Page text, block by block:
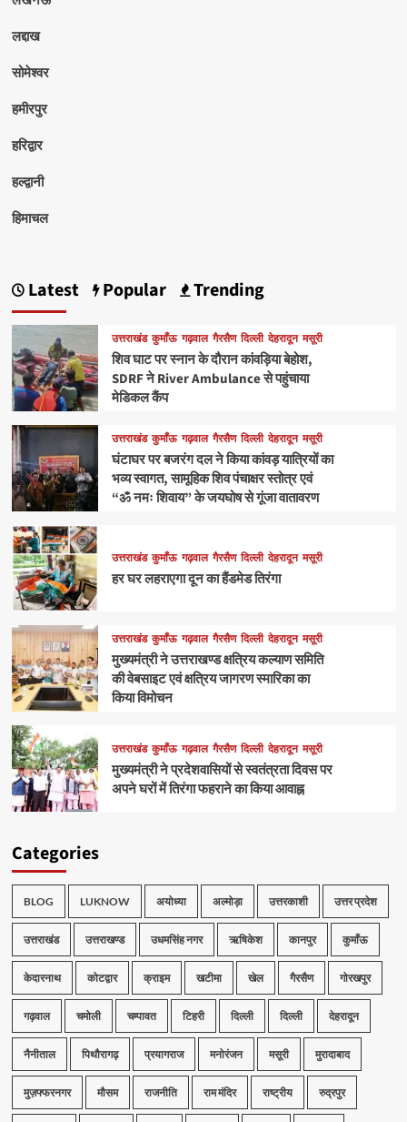
लद्दाख
सोमेश्वर
हमीरपुर
हरिद्वार
हल्द्वानी
हिमाचल
Latest Popular Trending
उत्तराखंड कुमाँऊ गढ़वाल गैरसैण दिल्ली देहरादून मसूरी
शिव घाट पर स्नान के दौरान कांवड़िया बेहोश,
SDRF ने River Ambulance से पहुंचाया
मेडिकल कैंप
उत्तराखंड कुमाँऊ गढ़वाल गैरसैण दिल्ली देहरादून मसूरी
घंटाघर पर बजरंग दल ने किया कांवड़ यात्रियों का
भव्य स्वागत, सामूहिक शिव पंचाक्षर स्तोत्र एवं
“ॐ नमः शिवाय” के जयघोष से गूंजा वातावरण
उत्तराखंड कुमाँऊ गढ़वाल गैरसैण दिल्ली देहरादून मसूरी
हर घर लहराएगा दून का हैंडमेड तिरंगा
उत्तराखंड कुमाँऊ गढ़वाल गैरसैण दिल्ली देहरादून मसूरी
मुख्यमंत्री ने उत्तराखण्ड क्षत्रिय कल्याण समिति
की वेबसाइट एवं क्षत्रिय जागरण स्मारिका का
किया विमोचन
उत्तराखंड कुमाँऊ गढ़वाल गैरसैण दिल्ली देहरादून मसूरी
मुख्यमंत्री ने प्रदेशवासियों से स्वतंत्रता दिवस पर
अपने घरों में तिरंगा फहराने का किया आवाह्न
Categories
BLOG LUKNOW अयोध्या अल्मोड़ा उत्तरकाशी उत्तर प्रदेश
उत्तराखंड उत्तराखण्ड उधमसिंह नगर ऋषिकेश कानपुर कुमाँऊ
केदारनाथ कोटद्वार क्राइम खटीमा खेल गैरसैण गोरखपुर
गढ़वाल चमोली चम्पावत टिहरी दिल्ली दिल्ली देहरादून
नैनीताल पिथौरागढ़ प्रयागराज मनोरंजन मसूरी मुरादाबाद
मुज़फ्फरनगर मौसम राजनीति राम मंदिर राष्ट्रीय रुद्रपुर